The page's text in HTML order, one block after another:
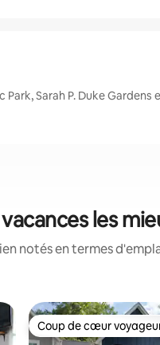
Sarah P. Duke
les
notés en termes
Coup de cœur
Coup de cœur